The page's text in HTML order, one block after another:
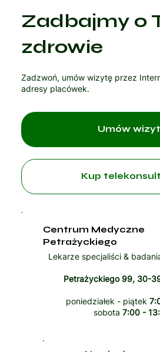
Zadbajmy o
zdrowie
Zadzwoń, umów wizytę przez
adresy placówek.
Kup
Centrum Medyczne
Petrażyckiego
Lekarze specjaliści &
Petrażyckiego 99, 30-
poniedziałek - piątek
sobota 7:00 -
Umów